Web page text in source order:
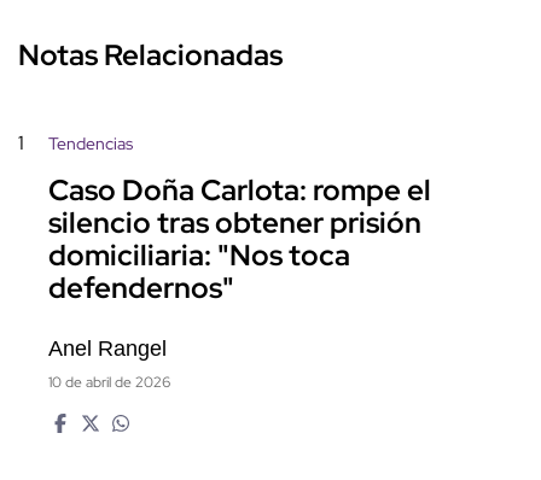
Notas Relacionadas
1 Tendencias
Caso Doña Carlota: rompe el
silencio tras obtener prisión
domiciliaria: "Nos toca
defendernos"
Anel Rangel
10 de abril de 2026